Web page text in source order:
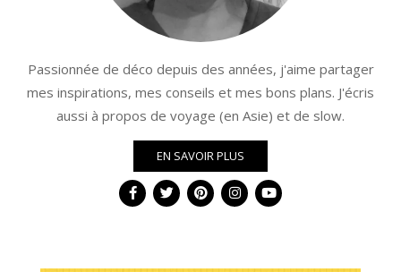
Passionnée de déco depuis des années, j'aime partager
mes inspirations, mes conseils et mes bons plans. J'écris
aussi à propos de voyage (en Asie) et de slow.
EN SAVOIR PLUS